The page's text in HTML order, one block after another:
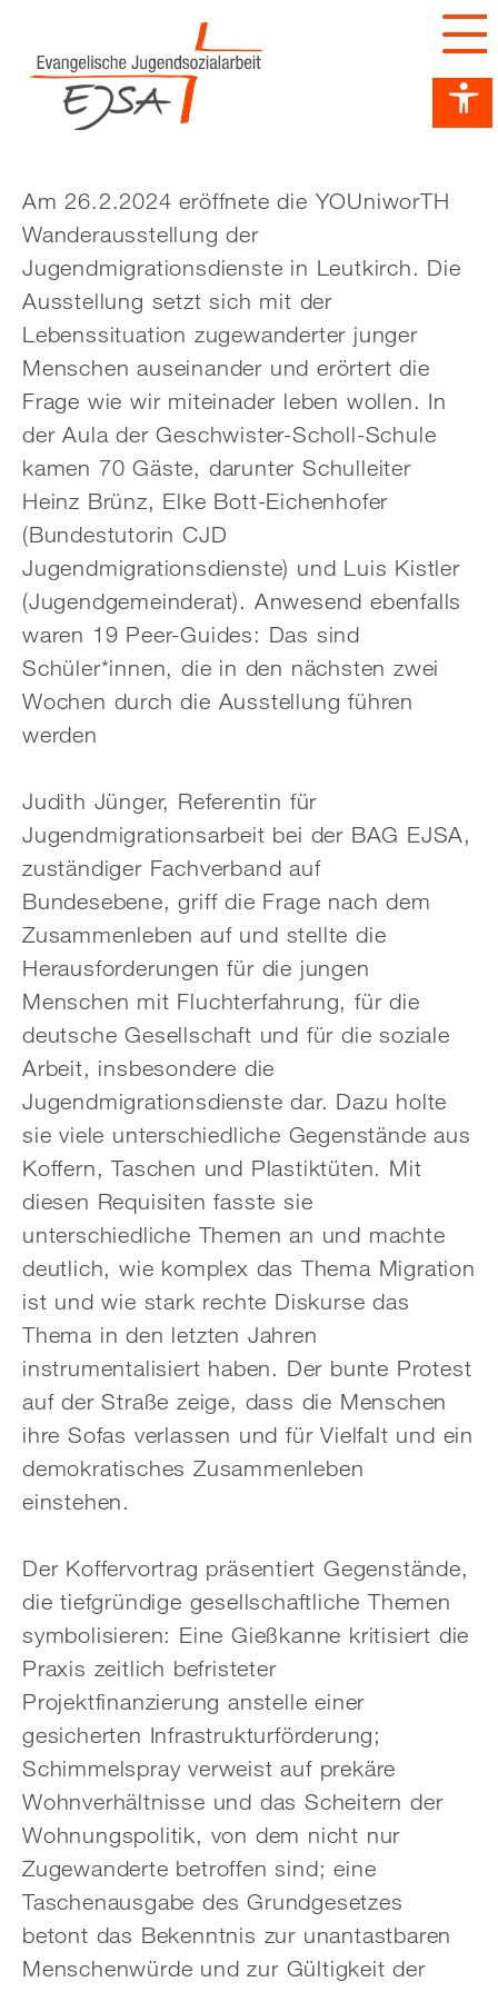
Barrierefreiheit Dashboard öffnen
Hauptnavigation anzeigen
zum Inhalt springen
Tastenkombinationen anzeigen
Am 26.2.2024 eröffnete die YOUniworTH
Wanderausstellung der
Jugendmigrationsdienste in Leutkirch. Die
Ausstellung setzt sich mit der
Lebenssituation zugewanderter junger
Menschen auseinander und erörtert die
Frage wie wir miteinader leben wollen. In
der Aula der Geschwister-Scholl-Schule
kamen 70 Gäste, darunter Schulleiter
Heinz Brünz, Elke Bott-Eichenhofer
(Bundestutorin CJD
Jugendmigrationsdienste) und Luis Kistler
(Jugendgemeinderat). Anwesend ebenfalls
waren 19 Peer-Guides: Das sind
Schüler*innen, die in den nächsten zwei
Wochen durch die Ausstellung führen
werden
Judith Jünger, Referentin für
Jugendmigrationsarbeit bei der BAG EJSA,
zuständiger Fachverband auf
Bundesebene, griff die Frage nach dem
Zusammenleben auf und stellte die
Herausforderungen für die jungen
Menschen mit Fluchterfahrung, für die
deutsche Gesellschaft und für die soziale
Arbeit, insbesondere die
Jugendmigrationsdienste dar. Dazu holte
sie viele unterschiedliche Gegenstände aus
Koffern, Taschen und Plastiktüten. Mit
diesen Requisiten fasste sie
unterschiedliche Themen an und machte
deutlich, wie komplex das Thema Migration
ist und wie stark rechte Diskurse das
Thema in den letzten Jahren
instrumentalisiert haben. Der bunte Protest
auf der Straße zeige, dass die Menschen
ihre Sofas verlassen und für Vielfalt und ein
demokratisches Zusammenleben
einstehen.
Der Koffervortrag präsentiert Gegenstände,
die tiefgründige gesellschaftliche Themen
symbolisieren: Eine Gießkanne kritisiert die
Praxis zeitlich befristeter
Projektfinanzierung anstelle einer
gesicherten Infrastrukturförderung;
Schimmelspray verweist auf prekäre
Wohnverhältnisse und das Scheitern der
Wohnungspolitik, von dem nicht nur
Zugewanderte betroffen sind; eine
Taschenausgabe des Grundgesetzes
betont das Bekenntnis zur unantastbaren
Menschenwürde und zur Gültigkeit der